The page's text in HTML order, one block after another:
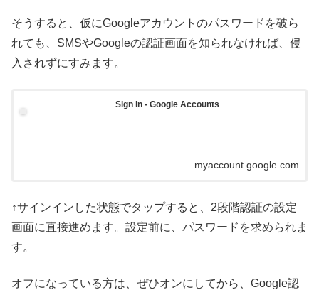
そうすると、仮にGoogleアカウントのパスワードを破ら
れても、SMSやGoogleの認証画面を知られなければ、侵
入されずにすみます。
Sign in - Google Accounts
myaccount.google.com
↑サインインした状態でタップすると、2段階認証の設定
画面に直接進めます。設定前に、パスワードを求められま
す。
オフになっている方は、ぜひオンにしてから、Google認